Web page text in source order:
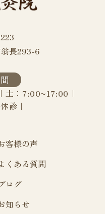
長293-6
土：7:00~17:00｜
診｜
客様の声
くある質問
ログ
知らせ